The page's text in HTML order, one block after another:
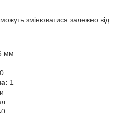
змінюватися залежно від
мм
1